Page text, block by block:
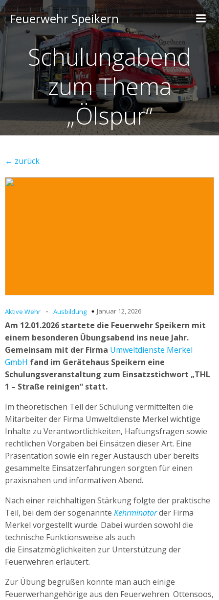
Feuerwehr Speikern
Schulungabend
zum Thema
„Ölspur“
← zurück
Aktive Wehr - Ausbildung Januar 12, 2026
Am 12.01.2026 startete die Feuerwehr Speikern mit
einem besonderen Übungsabend ins neue Jahr.
Gemeinsam mit der Firma Umweltdienste Merkel
GmbH fand im Gerätehaus Speikern eine
Schulungsveranstaltung zum Einsatzstichwort „THL
1 – Straße reinigen“ statt.
Im theoretischen Teil der Schulung vermittelten die
Mitarbeiter der Firma Umweltdienste Merkel wichtige
Inhalte zu Verantwortlichkeiten, Haftungsfragen sowie
rechtlichen Vorgaben bei Einsätzen dieser Art. Eine
Präsentation sowie ein reger Austausch über bereits
gesammelte Einsatzerfahrungen sorgten für einen
praxisnahen und informativen Abend.
Nach einer reichhaltigen Stärkung folgte der praktische
Teil, bei dem der sogenannte Kehrminatorder Firma
Merkel vorgestellt wurde. Dabei wurden sowohl die
technische Funktionsweise als auch
die Einsatzmöglichkeiten zur Unterstützung der
Feuerwehren erläutert.
Zur Übung begrüßen konnte man auch einige
Feuerwerhangehörige aus den Feuerwehren Ottensoos,